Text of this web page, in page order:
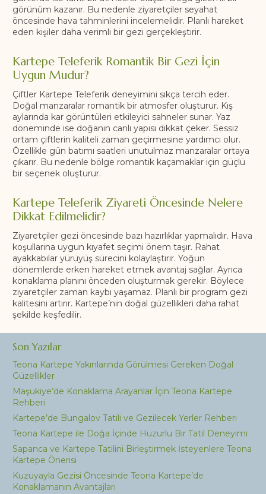
görünüm kazanır. Bu nedenle ziyaretçiler seyahat
öncesinde hava tahminlerini incelemelidir. Planlı hareket
eden kişiler daha verimli bir gezi gerçekleştirir.
Kartepe Teleferik Romantik Bir Gezi İçin
Uygun Mudur?
Çiftler Kartepe Teleferik deneyimini sıkça tercih eder.
Doğal manzaralar romantik bir atmosfer oluşturur. Kış
aylarında kar görüntüleri etkileyici sahneler sunar. Yaz
döneminde ise doğanın canlı yapısı dikkat çeker. Sessiz
ortam çiftlerin kaliteli zaman geçirmesine yardımcı olur.
Özellikle gün batımı saatleri unutulmaz manzaralar ortaya
çıkarır. Bu nedenle bölge romantik kaçamaklar için güçlü
bir seçenek oluşturur.
Kartepe Teleferik Ziyareti Öncesinde Nelere
Dikkat Edilmelidir?
Ziyaretçiler gezi öncesinde bazı hazırlıklar yapmalıdır. Hava
koşullarına uygun kıyafet seçimi önem taşır. Rahat
ayakkabılar yürüyüş sürecini kolaylaştırır. Yoğun
dönemlerde erken hareket etmek avantaj sağlar. Ayrıca
konaklama planını önceden oluşturmak gerekir. Böylece
ziyaretçiler zaman kaybı yaşamaz. Planlı bir program gezi
kalitesini artırır. Kartepe’nin doğal güzellikleri daha rahat
şekilde keşfedilir.
Son Yazılar
Teona Kartepe Yakınlarında Görülmesi Gereken Doğal
Güzellikler
Maşukiye’de Konaklama Arayanlar İçin Teona Kartepe
Rehberi
Kartepe’de Bungalov Tatili ve Gezilecek Yerler Rehberi
Teona Kartepe ile Doğa İçinde Huzurlu Bir Tatil Deneyimi
Sapanca ve Kartepe Tatilini Birleştirmek İsteyenlere Teona
Kartepe Önerisi
Kuzuyayla Gezisi Öncesinde Teona Kartepe’de
Konaklamanın Avantajları